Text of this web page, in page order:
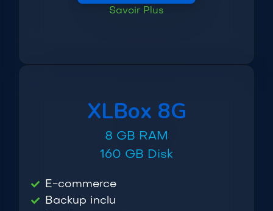
Savoir Plus
XLBox 8G
8 GB RAM
160 GB Disk
E-commerce
Backup inclu